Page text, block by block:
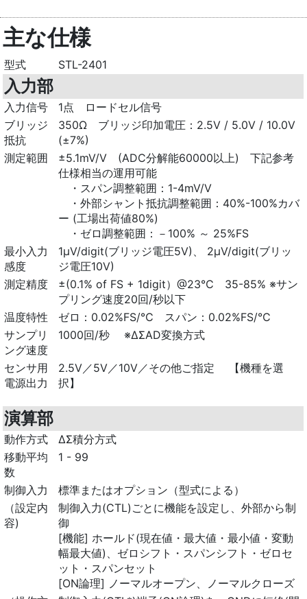
主な仕様
型式 STL-2401
入力部
入力信号
1点 ロードセル信号
ブリッジ
抵抗
350Ω ブリッジ印加電圧：2.5V / 5.0V / 10.0V
(±7%)
測定範囲
±5.1mV/V (ADC分解能60000以上) 下記参考
仕様相当の運用可能
・スパン調整範囲：1-4mV/V
・外部シャント抵抗調整範囲：40%-100%カバ
ー (工場出荷値80%)
・ゼロ調整範囲：－100% ～ 25%FS
最小入力
感度
1μV/digit(ブリッジ電圧5V)、 2μV/digit(ブリッ
ジ電圧10V)
測定精度
±(0.1% of FS + 1digit）@23℃ 35-85% ※サン
プリング速度20回/秒以下
温度特性
ゼロ：0.02%FS/℃ スパン：0.02%FS/℃
サンプリ
ング速度
1000回/秒 ※ΔΣAD変換方式
センサ用
電源出力
2.5V／5V／10V／その他ご指定 【機種を選
択】
演算部
動作方式
ΔΣ積分方式
移動平均
数
1 - 99
制御入力
標準またはオプション（型式による）
（設定内
容)
制御入力(CTL)ごとに機能を設定し、外部から制
御
[機能] ホールド(現在値・最大値・最小値・変動
幅最大値)、ゼロシフト・スパンシフト・ゼロセ
ット・スパンセット
[ON論理] ノーマルオープン、ノーマルクローズ